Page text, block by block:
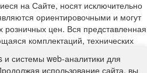
на Сайте, носят исключительно
ориентировочными и могут
розничных цен. Вся представленная
комплектаций, технических
оборудования, условий аренды
системы web-аналитики для
использование сайта, вы